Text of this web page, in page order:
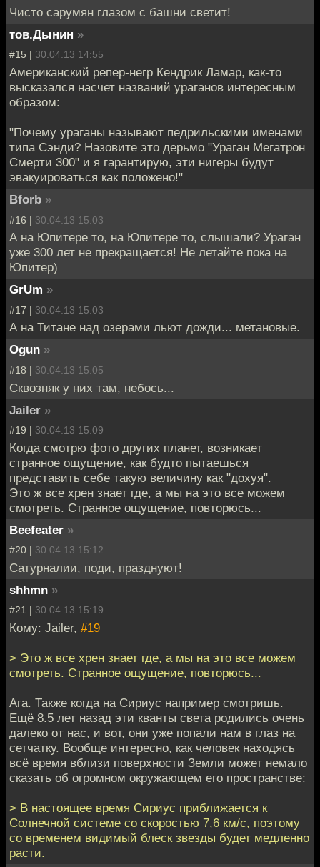
Чисто сарумян глазом с башни светит!
тов.Дынин »
#15 | 30.04.13 14:55
Американский репер-негр Кендрик Ламар, как-то
высказался насчет названий ураганов интересным
образом:
"Почему ураганы называют педрильскими именами
типа Сэнди? Назовите это дерьмо "Ураган Мегатрон
Смерти 300" и я гарантирую, эти нигеры будут
эвакуироваться как положено!"
Bforb »
#16 | 30.04.13 15:03
А на Юпитере то, на Юпитере то, слышали? Ураган
уже 300 лет не прекращается! Не летайте пока на
Юпитер)
GrUm »
#17 | 30.04.13 15:03
А на Титане над озерами льют дожди... метановые.
Ogun »
#18 | 30.04.13 15:05
Сквозняк у них там, небось...
Jailer »
#19 | 30.04.13 15:09
Когда смотрю фото других планет, возникает
странное ощущение, как будто пытаешься
представить себе такую величину как "дохуя".
Это ж все хрен знает где, а мы на это все можем
смотреть. Странное ощущение, повторюсь...
Beefeater »
#20 | 30.04.13 15:12
Сатурналии, поди, празднуют!
shhmn »
#21 | 30.04.13 15:19
Кому: Jailer, #19
> Это ж все хрен знает где, а мы на это все можем
смотреть. Странное ощущение, повторюсь...
Ага. Также когда на Сириус например смотришь.
Ещё 8.5 лет назад эти кванты света родились очень
далеко от нас, и вот, они уже попали нам в глаз на
сетчатку. Вообще интересно, как человек находясь
всё время вблизи поверхности Земли может немало
сказать об огромном окружающем его пространстве:
> В настоящее время Сириус приближается к
Солнечной системе со скоростью 7,6 км/с, поэтому
со временем видимый блеск звезды будет медленно
расти.